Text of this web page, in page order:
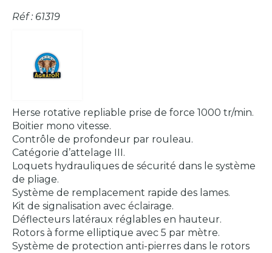
Réf : 61319
Herse rotative repliable prise de force 1000 tr/min.
Boitier mono vitesse.
Contrôle de profondeur par rouleau.
Catégorie d’attelage III.
Loquets hydrauliques de sécurité dans le système
de pliage.
Système de remplacement rapide des lames.
Kit de signalisation avec éclairage.
Déflecteurs latéraux réglables en hauteur.
Rotors à forme elliptique avec 5 par mètre.
Système de protection anti-pierres dans le rotors